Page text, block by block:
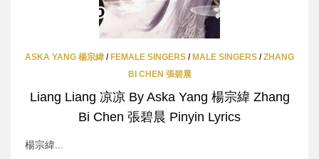
ASKA YANG 楊宗緯 / FEMALE SINGERS / MALE SINGERS / ZHANG
BI CHEN 張碧晨
Liang Liang 凉凉 By Aska Yang 楊宗緯 Zhang
Bi Chen 張碧晨 Pinyin Lyrics
楊宗緯...